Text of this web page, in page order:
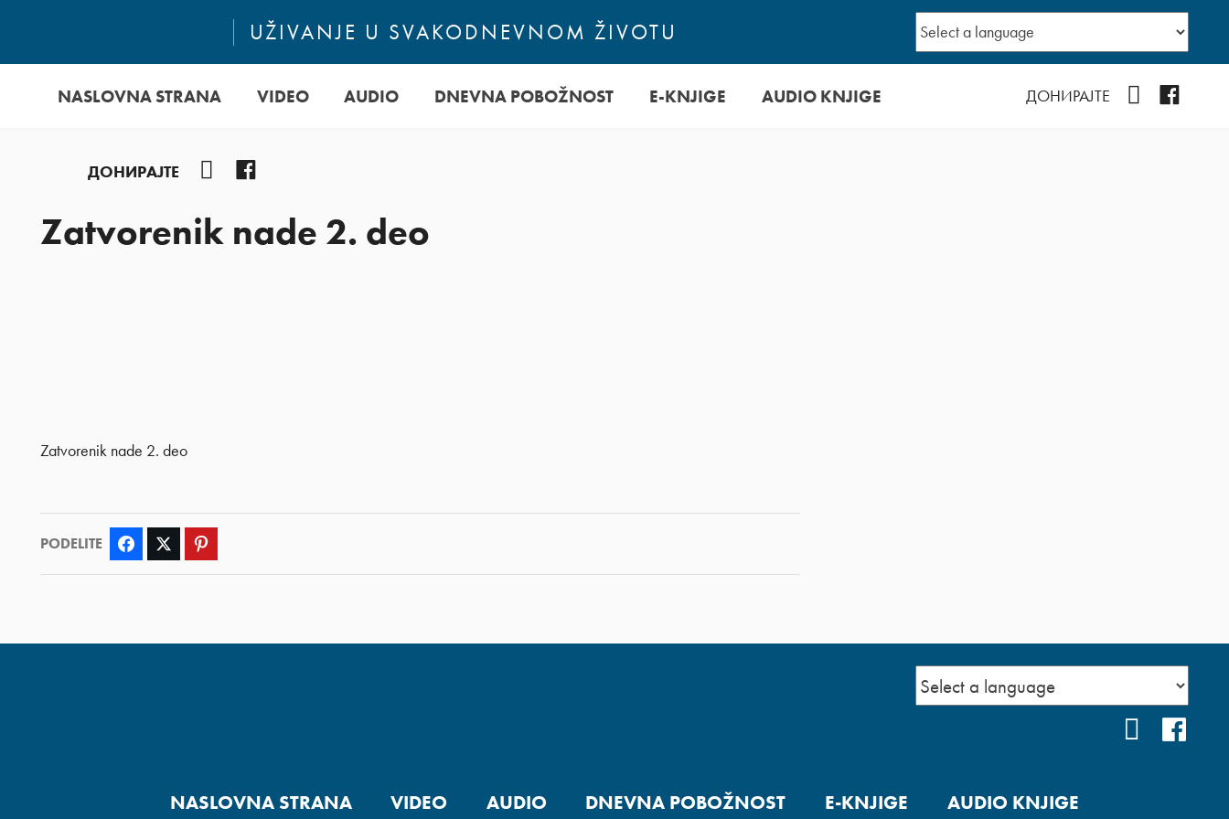
UŽIVANJE U SVAKODNEVNOM ŽIVOTU
NASLOVNA STRANA VIDEO AUDIO DNEVNA POBOŽNOST E-KNJIGE AUDIO KNJIGE ДОНИРАЈТЕ YouTube
ДОНИРАЈТЕ YouTube
Zatvorenik nade 2. deo
Zatvorenik nade 2. deo
PODELITE Facebook Twitter
YOUTUBE
NASLOVNA STRANA VIDEO AUDIO DNEVNA POBOŽNOST E-KNJIGE AUDIO KNJIGE